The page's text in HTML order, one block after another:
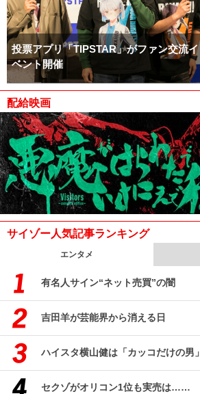
投票アプリ「TIPSTAR」がファン交流イ
ベント開催
配給映画
サイゾー人気記事ランキング
エンタメ
有名人サイン“ネット売買”の闇
吉田羊が芸能界から消える日
ハイスタ横山健は「カッコだけの男」
セクゾがオリコン1位も実売は……